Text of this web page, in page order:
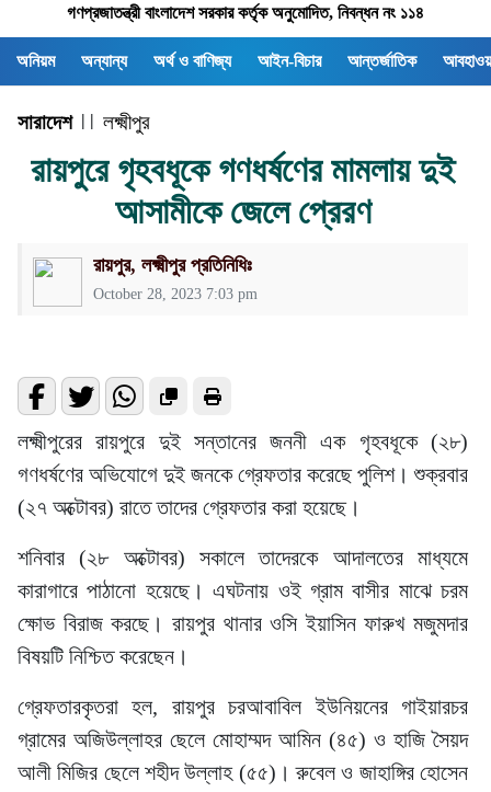
গণপ্রজাতন্ত্রী বাংলাদেশ সরকার কর্তৃক অনুমোদিত, নিবন্ধন নং ১১৪
অনিয়ম অন্যান্য অর্থ ও বাণিজ্য আইন-বিচার আন্তর্জাতিক
সারাদেশ| | লক্ষ্মীপুর
রায়পুরে গৃহবধূকে গণধর্ষণের মামলায় দুই
আসামীকে জেলে প্রেরণ
রায়পুর, লক্ষ্মীপুর প্রতিনিধিঃ
October 28, 2023 7:03 pm
লক্ষ্মীপুরের রায়পুরে দুই সন্তানের জননী এক গৃহবধূকে (২৮)
গণধর্ষণের অভিযোগে দুই জনকে গ্রেফতার করেছে পুলিশ। শুক্রবার
(২৭ অক্টোবর) রাতে তাদের গ্রেফতার করা হয়েছে।
শনিবার (২৮ অক্টোবর) সকালে তাদেরকে আদালতের মাধ্যমে
কারাগারে পাঠানো হয়েছে। এঘটনায় ওই গ্রাম বাসীর মাঝে চরম
ক্ষোভ বিরাজ করছে। রায়পুর থানার ওসি ইয়াসিন ফারুখ মজুমদার
বিষয়টি নিশ্চিত করেছেন।
গ্রেফতারকৃতরা হল, রায়পুর চরআবাবিল ইউনিয়নের গাইয়ারচর
গ্রামের অজিউল্লাহর ছেলে মোহাম্মদ আমিন (৪৫) ও হাজি সৈয়দ
আলী মিজির ছেলে শহীদ উল্লাহ (৫৫)। রুবেল ও জাহাঙ্গির হোসেন